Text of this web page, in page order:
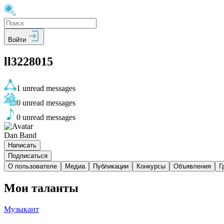
Войти
ll3228015
1 unread messages
0 unread messages
0 unread messages
Dan Band
Написать
Подписаться
О пользователе
Медиа Публикации Конкурсы Объявления
Мои таланты
Музыкант